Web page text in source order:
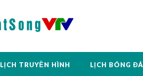
LỊCH TRUYỀN HÌNH LỊCH BÓNG ĐÁ